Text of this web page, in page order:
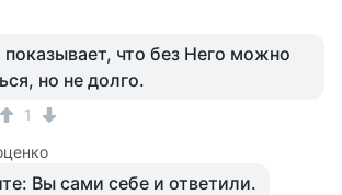
что без Него можно
но не долго.
1
Вы сами себе и ответили.